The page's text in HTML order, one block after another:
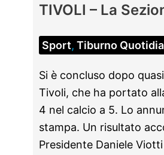
TIVOLI – La
Sport, Tiburno
Si è concluso dopo
Tivoli, che ha portato
4 nel calcio a 5. Lo
stampa. Un risultato
Presidente Daniele